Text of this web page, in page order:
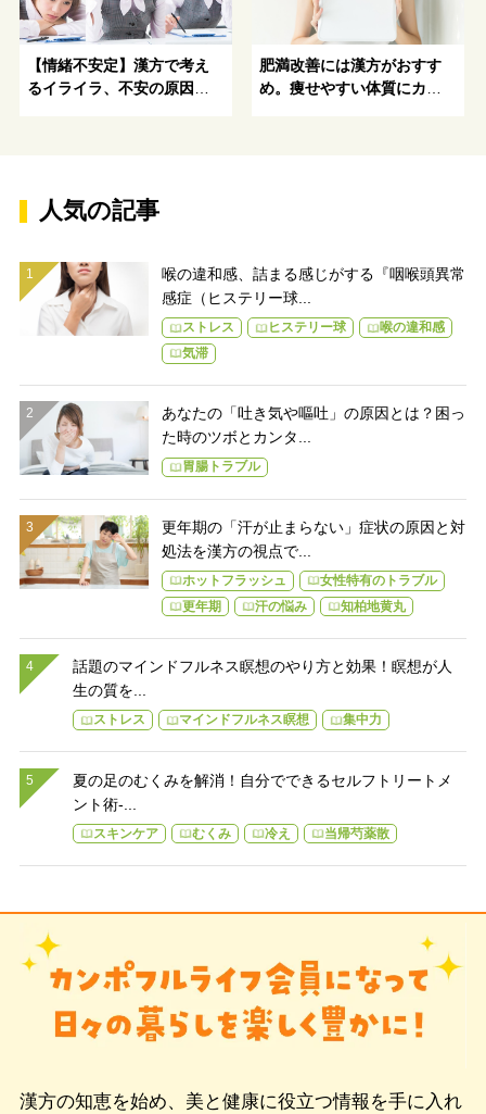
【情緒不安定】漢方で考え
るイライラ、不安の原因と
肥満改善には漢方がおすす
め。痩せやすい体質にカラ
人気の記事
喉の違和感、詰まる感じがする『咽喉頭異常
感症（ヒステリー球...
ストレス ヒステリー球
喉の違和感
気滞
あなたの「吐き気や嘔吐」の原因とは？困っ
た時のツボとカンタ...
胃腸トラブル
更年期の「汗が止まらない」症状の原因と対
処法を漢方の視点で...
ホットフラッシュ
女性特有のトラブル
更年期
汗の悩み 知柏地黄丸
話題のマインドフルネス瞑想のやり方と効果！瞑想が人
生の質を...
ストレス マインドフルネス瞑想 集中力
夏の足のむくみを解消！自分でできるセルフトリートメ
ント術-...
スキンケア むくみ 冷え 当帰芍薬散
漢方の知恵を始め、美と健康に役立つ情報を手に入れ